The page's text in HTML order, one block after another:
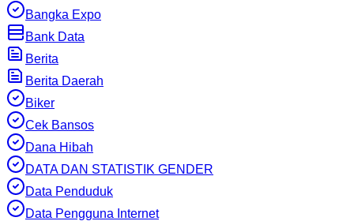
Bangka Expo
Bank Data
Berita
Berita Daerah
Biker
Cek Bansos
Dana Hibah
DATA DAN STATISTIK GENDER
Data Penduduk
Data Pengguna Internet